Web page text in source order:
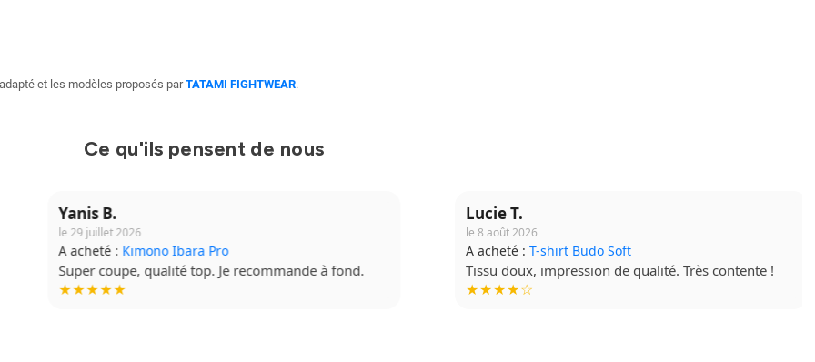
adapté et les modèles proposés parTATAMI FIGHTWEAR.
Ce qu'ils pensent de nous
Yanis B.
le 29 juillet 2026
A acheté :Kimono Ibara Pro
Super coupe, qualité top. Je recommande à fond.
★★★★★
Lucie T.
le 8 août 2026
A acheté :T-shirt Budo Soft
Tissu doux, impression de qualité. Très contente !
★★★★☆